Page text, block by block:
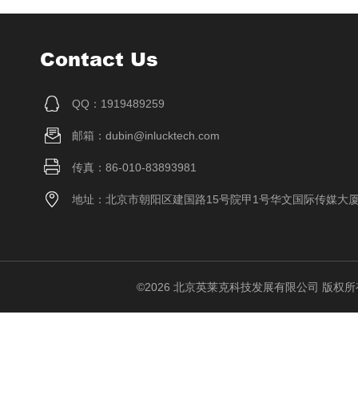
Contact Us
QQ：1919489259
邮箱：dubin@inlucktech.com
传真：86-010-83893981
地址：北京市朝阳区建国路15号院甲1号华文国际传媒大
©2026 北京英莱克科技发展有限公司 版